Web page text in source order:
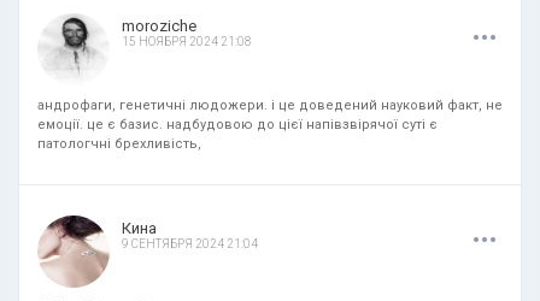
moroziche
15 НОЯБРЯ 2024 21:08 ...
андрофаги, генетичні людожери. і це доведений науковий факт, не
емоції. це є базис. надбудовою до цієї напівзвірячої суті є
патологчні брехливість,
Кина
9 СЕНТЯБРЯ 2024 21:04 ...